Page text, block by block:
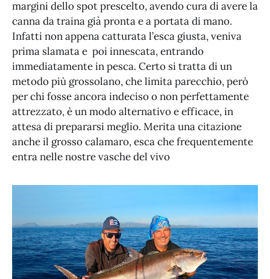
margini dello spot prescelto, avendo cura di avere la
canna da traina già pronta e a portata di mano.
Infatti non appena catturata l’esca giusta, veniva
prima slamata e poi innescata, entrando
immediatamente in pesca. Certo si tratta di un
metodo più grossolano, che limita parecchio, però
per chi fosse ancora indeciso o non perfettamente
attrezzato, è un modo alternativo e efficace, in
attesa di prepararsi meglio. Merita una citazione
anche il grosso calamaro, esca che frequentemente
entra nelle nostre vasche del vivo